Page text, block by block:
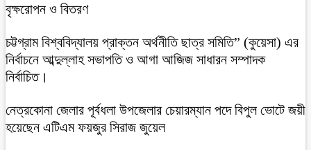
বৃক্ষরোপন ও বিতরণ
চট্টগ্রাম বিশ্ববিদ্যালয় প্রাক্তন অর্থনীতি ছাত্র সমিতি” (কুয়েসা) এর
নির্বাচনে আব্দুল্লাহ সভাপতি ও আগা আজিজ সাধারন সম্পাদক
নির্বাচিত।
নেত্রকোনা জেলার পূর্বধলা উপজেলার চেয়ারম্যান পদে বিপুল ভোটে জয়ী
হয়েছেন এটিএম ফয়জুর সিরাজ জুয়েল